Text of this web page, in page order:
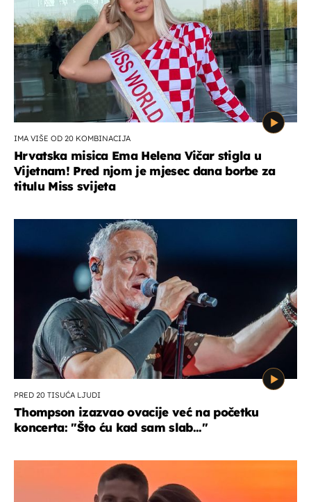
IMA VIŠE OD 20 KOMBINACIJA
Hrvatska misica Ema Helena Vičar stigla u
Vijetnam! Pred njom je mjesec dana borbe za
titulu Miss svijeta
PRED 20 TISUĆA LJUDI
Thompson izazvao ovacije već na početku
koncerta: "Što ću kad sam slab..."